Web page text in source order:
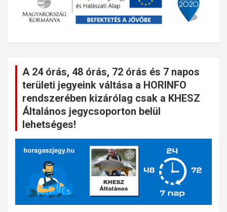
A 24 órás, 48 órás, 72 órás és 7 napos
területi jegyeink váltása a HORINFO
rendszerében kizárólag csak a KHESZ
Általános jegycsoporton belül
lehetséges!